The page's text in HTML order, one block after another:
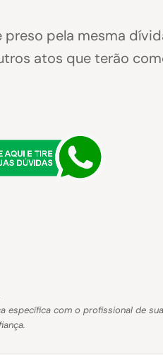
pela mesma
atos que terão
específica com o profissional de